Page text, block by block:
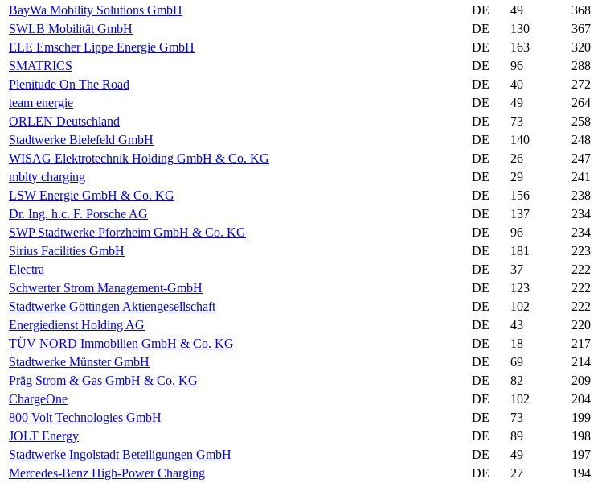
BayWa Mobility Solutions GmbH
DE 49 368
SWLB Mobilität GmbH
DE 130 367
ELE Emscher Lippe Energie GmbH
DE 163 320
SMATRICS
DE 96 288
Plenitude On The Road
DE 40 272
team energie
DE 49 264
ORLEN Deutschland
DE 73 258
Stadtwerke Bielefeld GmbH
DE 140 248
WISAG Elektrotechnik Holding GmbH & Co. KG
DE 26 247
mblty charging
DE 29 241
LSW Energie GmbH & Co. KG
DE 156 238
Dr. Ing. h.c. F. Porsche AG
DE 137 234
SWP Stadtwerke Pforzheim GmbH & Co. KG
DE 96 234
Sirius Facilities GmbH
DE 181 223
Electra
DE 37 222
Schwerter Strom Management-GmbH
DE 123 222
Stadtwerke Göttingen Aktiengesellschaft
DE 102 222
Energiedienst Holding AG
DE 43 220
TÜV NORD Immobilien GmbH & Co. KG
DE 18 217
Stadtwerke Münster GmbH
DE 69 214
Präg Strom & Gas GmbH & Co. KG
DE 82 209
ChargeOne
DE 102 204
800 Volt Technologies GmbH
DE 73 199
JOLT Energy
DE 89 198
Stadtwerke Ingolstadt Beteiligungen GmbH
DE 49 197
Mercedes-Benz High-Power Charging
DE 27 194